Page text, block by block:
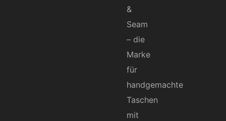
&
Seam
– die
Marke
für
handgemachte
Taschen
mit